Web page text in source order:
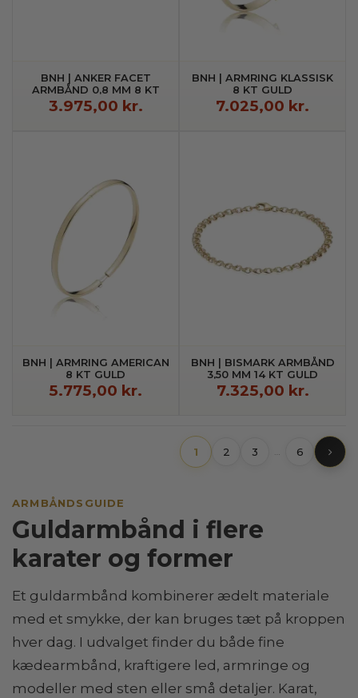
BNH | ANKER FACET
ARMBÅND 0,8 MM 8 KT
GULD
3.975,00 kr.
BNH | ARMRING KLASSISK
8 KT GULD
7.025,00 kr.
BNH | ARMRING AMERICAN
8 KT GULD
5.775,00 kr.
BNH | BISMARK ARMBÅND
3,50 MM 14 KT GULD
7.325,00 kr.
1 2 3 … 6
ARMBÅNDSGUIDE
Guldarmbånd i flere
karater og former
Et guldarmbånd kombinerer ædelt materiale
med et smykke, der kan bruges tæt på kroppen
hver dag. I udvalget finder du både fine
kædearmbånd, kraftigere led, armringe og
modeller med sten eller små detaljer. Karat,